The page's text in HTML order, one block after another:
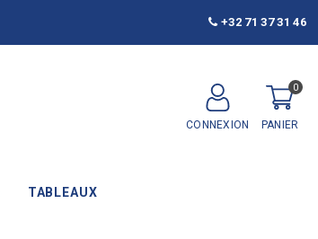
+32 71 37 31 46
CONNEXION
0
PANIER
TABLEAUX